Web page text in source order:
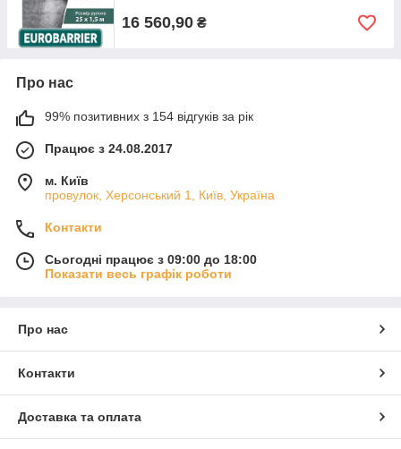
16 560,90 ₴
Про нас
99% позитивних з 154 відгуків за рік
Працює з 24.08.2017
м. Київ
провулок, Херсонський 1, Київ, Україна
Контакти
Сьогодні працює з 09:00 до 18:00
Показати весь графік роботи
Про нас
Контакти
Доставка та оплата